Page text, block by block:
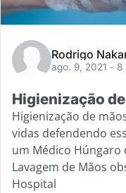
Rodrigo
ago. 9, 2021 - 8
Higienização
Higienização de
vidas defendendo
um Médico
Lavagem de Mãos
Hospital